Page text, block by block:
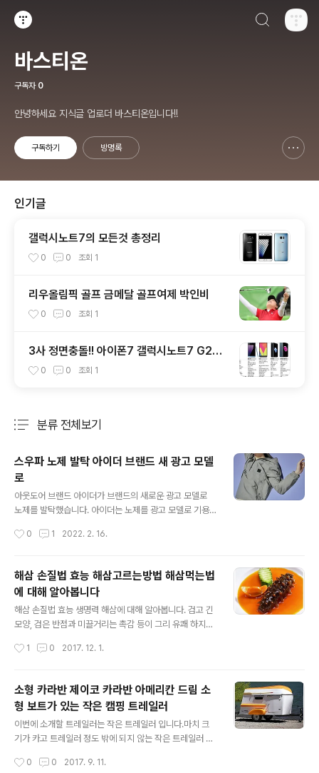
바스티온
구독자 0
안녕하세요 지식글 업로더 바스티온입니다!!
구독하기 방명록
인기글
갤럭시노트7의 모든것 총정리
0 0 조회 1
리우올림픽 골프 금메달 골프여제 박인비
0 0 조회 1
3사 정면충돌!! 아이폰7 갤럭시노트7 G20
전격 스펙비교!!!!
0 0 조회 1
분류 전체보기
스우파 노제 발탁 아이더 브랜드 새 광고 모델
로
아웃도어 브랜드 아이더가 브랜드의 새로운 광고 모델로
노제를 발탁했습니다. 아이더는 노제를 광고 모델로 기용
침입니다. 아이더는 노제의 파워풀한 퍼포먼스, 멋스러운
더의 브랜드 방향성과 잘 부합해 이번 시즌 광고 모델로 선
정했다고 전했습니다. 아이더는 노제와 함께 아웃도어 기
술력을 바탕으로 패션성을 더욱 강화한 젊고 트렌디한 요
즘 아웃도어 스타일을 선보일 예정입니다. 특히 아웃도어
와 일상을 넘나드는 스트리트 캐주얼 스타일을 강화해 젊
좋은 아노락 자켓부터 신개념 하이킹화, 아이스 시리즈까
0 1 2022. 2. 16.
해삼 손질법 효능 해삼고르는방법 해삼먹는법
에 대해 알아봅니다
해삼 손질법 효능 생명력 해삼에 대해 알아봅니다. 검고 긴
모양, 검은 반점과 미끌거리는 촉감 등이 그리 유쾌 하지만
산물이 바로 해삼인데요. 먹이위해 손질할 때 살아있는 해
한 해산물이 바로 해삼입니다. 하지만 해삼은 못생긴 외형
과 행동과는 다르게 항산화 효과, 항암 항균 효과가 뛰어나
다고 합니다. 해삼을 부를때는 ‘바다의 인삼’이라 불릴 정도
로 건강에 좋은 해산물입니다. ▶ 해삼의 효능 ▷ 관절 건강
알칼리성 식품인 해삼은 칼슘, 철, 인, 요오드 등 무기질을
혈액 정화에도 탁월한 효과를 보여줍니다. 심지어 칼로리
1 0 2017. 12. 1.
소형 카라반 제이코 카라반 아메리칸 드림 소
형 보트가 있는 작은 캠핑 트레일러
이번에 소개할 트레일러는 작은 트레일러 입니다.마치 크
기가 카고 트레일러 정도 밖에 되지 않는 작은 트레일러 인
여운 트레일러 입니다. 두명이 쓸수 있는 트레이러 입니다.
0 0 2017. 9. 11.